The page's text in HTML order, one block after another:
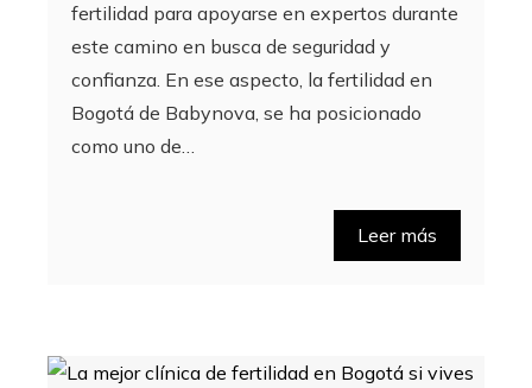
fertilidad para apoyarse en expertos durante
este camino en busca de seguridad y
confianza. En ese aspecto, la fertilidad en
Bogotá de Babynova, se ha posicionado
como uno de…
Leer más